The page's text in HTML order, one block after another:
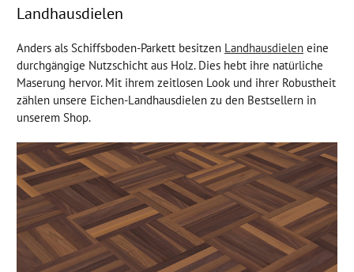
Landhausdielen
Anders als Schiffsboden-Parkett besitzen Landhausdielen eine
durchgängige Nutzschicht aus Holz. Dies hebt ihre natürliche
Maserung hervor. Mit ihrem zeitlosen Look und ihrer Robustheit
zählen unsere Eichen-Landhausdielen zu den Bestsellern in
unserem Shop.